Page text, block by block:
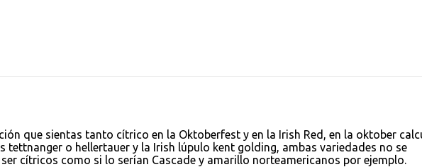
que sientas tanto cítrico en la Oktoberfest y en la Irish Red, en la oktober
tettnanger o hellertauer y la Irish lúpulo kent golding, ambas variedades no se
cítricos como si lo serían Cascade y amarillo norteamericanos por ejemplo.